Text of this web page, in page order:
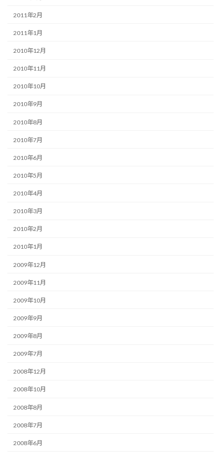
2011年2月
2011年1月
2010年12月
2010年11月
2010年10月
2010年9月
2010年8月
2010年7月
2010年6月
2010年5月
2010年4月
2010年3月
2010年2月
2010年1月
2009年12月
2009年11月
2009年10月
2009年9月
2009年8月
2009年7月
2008年12月
2008年10月
2008年8月
2008年7月
2008年6月